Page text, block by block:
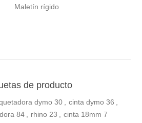
Maletín rígido
de producto
dymo 30 , cinta dymo 36 ,
84 , rhino 23 , cinta 18mm 7